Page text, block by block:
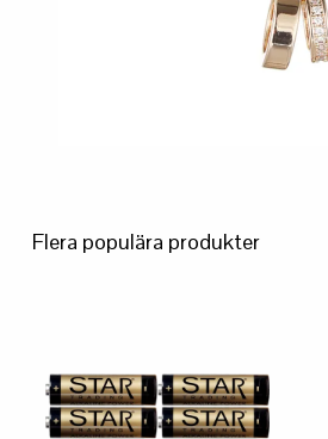
Flera populära produkter